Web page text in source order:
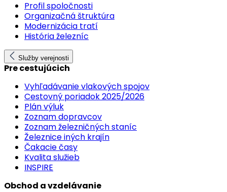
Profil spoločnosti
Organizačná štruktúra
Modernizácia tratí
História železníc
Služby verejnosti
Pre cestujúcich
Vyhľadávanie vlakových spojov
Cestovný poriadok 2025/2026
Plán výluk
Zoznam dopravcov
Zoznam železničných staníc
Železnice iných krajín
Čakacie časy
Kvalita služieb
INSPIRE
Obchod a vzdelávanie